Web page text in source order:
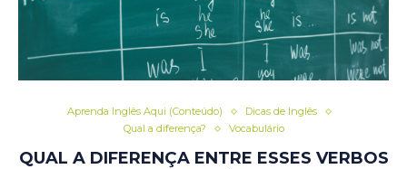
Aprenda Inglês Aqui (Conteúdo)
Dicas de Inglês
Qual a diferença?
Vocabulário
QUAL A DIFERENÇA ENTRE ESSES VERBOS